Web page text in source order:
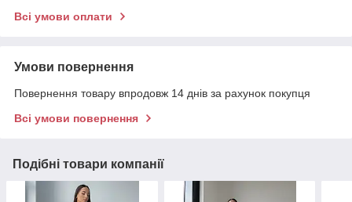
Всі умови оплати
Умови повернення
Повернення товару впродовж 14 днів за рахунок покупця
Всі умови повернення
Подібні товари компанії